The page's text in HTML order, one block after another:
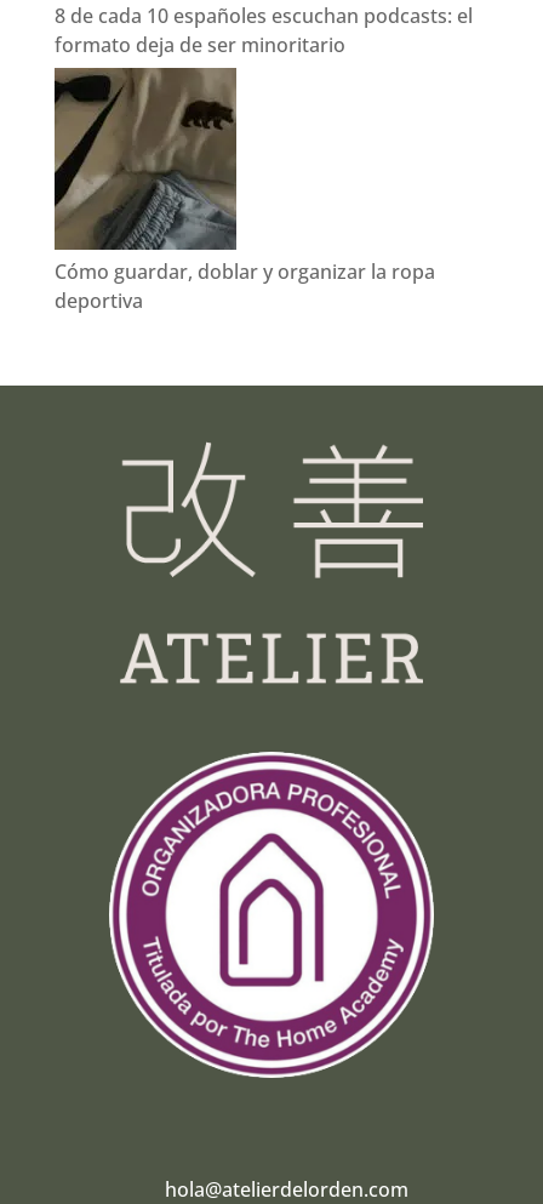
8 de cada 10 españoles escuchan podcasts: el
formato deja de ser minoritario
Cómo guardar, doblar y organizar la ropa
deportiva
hola@atelierdelorden.com